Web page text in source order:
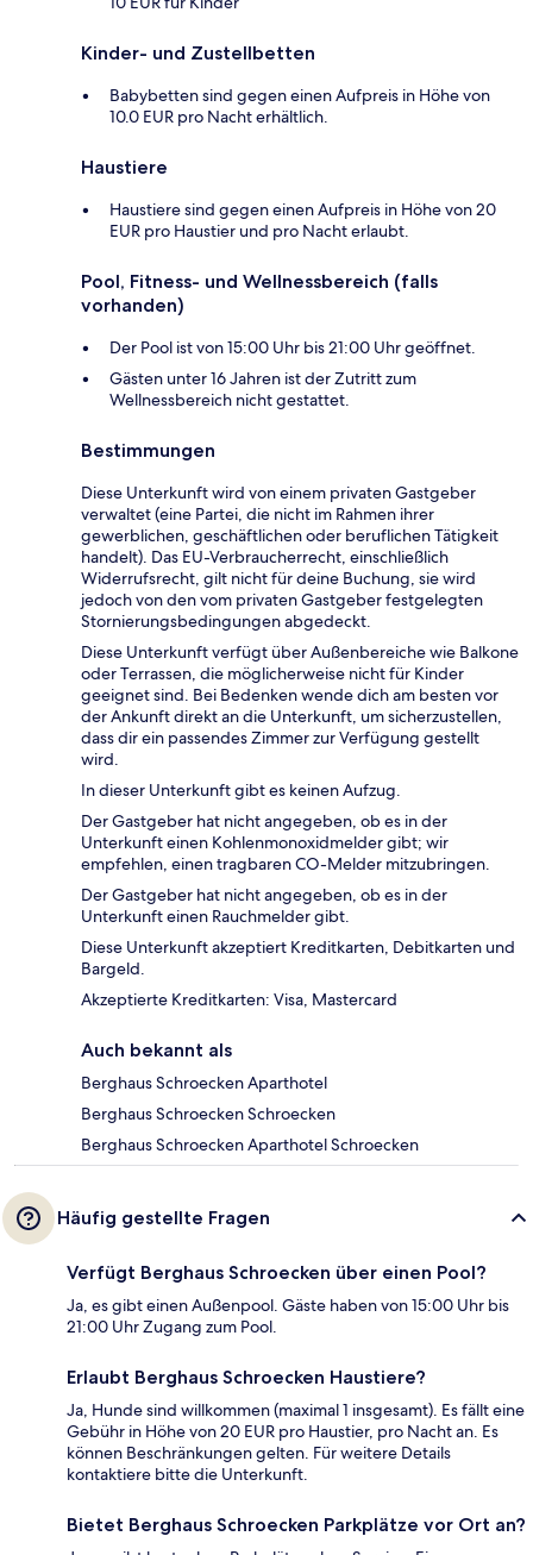
Kinder- und Zustellbetten
Babybetten sind gegen einen Aufpreis in Höhe von
10.0 EUR pro Nacht erhältlich.
Haustiere
Haustiere sind gegen einen Aufpreis in Höhe von 20
EUR pro Haustier und pro Nacht erlaubt.
Pool, Fitness- und Wellnessbereich (falls
vorhanden)
Der Pool ist von 15:00 Uhr bis 21:00 Uhr geöffnet.
Gästen unter 16 Jahren ist der Zutritt zum
Wellnessbereich nicht gestattet.
Bestimmungen
Diese Unterkunft wird von einem privaten Gastgeber
verwaltet (eine Partei, die nicht im Rahmen ihrer
gewerblichen, geschäftlichen oder beruflichen Tätigkeit
handelt). Das EU-Verbraucherrecht, einschließlich
Widerrufsrecht, gilt nicht für deine Buchung, sie wird
jedoch von den vom privaten Gastgeber festgelegten
Stornierungsbedingungen abgedeckt.
Diese Unterkunft verfügt über Außenbereiche wie Balkone
oder Terrassen, die möglicherweise nicht für Kinder
geeignet sind. Bei Bedenken wende dich am besten vor
der Ankunft direkt an die Unterkunft, um sicherzustellen,
dass dir ein passendes Zimmer zur Verfügung gestellt
wird.
In dieser Unterkunft gibt es keinen Aufzug.
Der Gastgeber hat nicht angegeben, ob es in der
Unterkunft einen Kohlenmonoxidmelder gibt; wir
empfehlen, einen tragbaren CO-Melder mitzubringen.
Der Gastgeber hat nicht angegeben, ob es in der
Unterkunft einen Rauchmelder gibt.
Diese Unterkunft akzeptiert Kreditkarten, Debitkarten und
Bargeld.
Akzeptierte Kreditkarten: Visa, Mastercard
Auch bekannt als
Berghaus Schroecken Aparthotel
Berghaus Schroecken Schroecken
Berghaus Schroecken Aparthotel Schroecken
Häufig gestellte Fragen
Verfügt Berghaus Schroecken über einen Pool?
Ja, es gibt einen Außenpool. Gäste haben von 15:00 Uhr bis
21:00 Uhr Zugang zum Pool.
Erlaubt Berghaus Schroecken Haustiere?
Ja, Hunde sind willkommen (maximal 1 insgesamt). Es fällt eine
Gebühr in Höhe von 20 EUR pro Haustier, pro Nacht an. Es
können Beschränkungen gelten. Für weitere Details
kontaktiere bitte die Unterkunft.
Bietet Berghaus Schroecken Parkplätze vor Ort an?